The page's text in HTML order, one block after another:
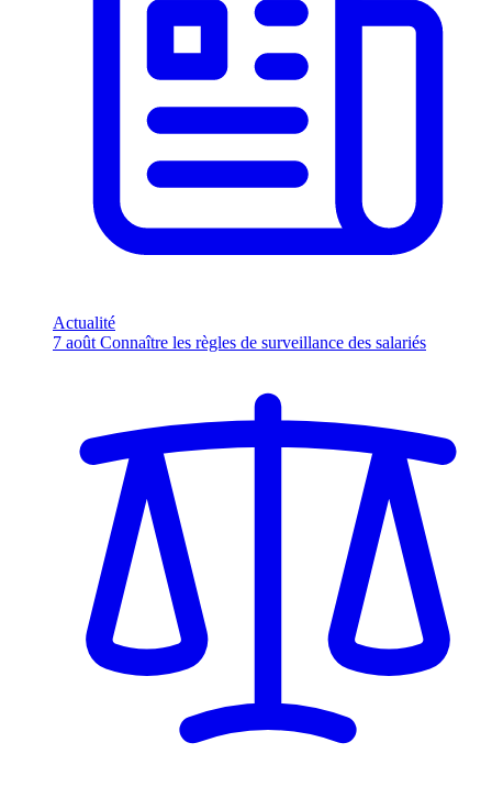
Actualité
7 août Connaître les règles de surveillance des salariés